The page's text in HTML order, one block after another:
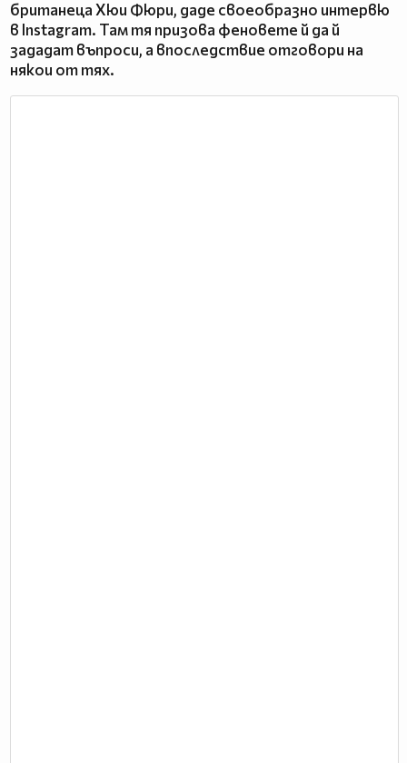
британеца Хюи Фюри, даде своеобразно интервю
в Instagram. Там тя призова феновете й да й
зададат въпроси, а впоследствие отговори на
някои от тях.